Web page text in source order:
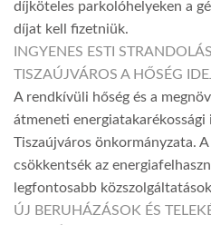
díjköteles parkolóhelyeken a
díjat kell fizetniük.
INGYENES ESTI
TISZAÚJVÁROS A HŐSÉG
A rendkívüli hőség és a
átmeneti
Tiszaújváros önkormányzata.
csökkentsék az
legfontosabb
ÚJ BERUHÁZÁSOK ÉS